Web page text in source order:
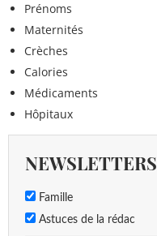
Prénoms
Maternités
Crèches
Calories
Médicaments
Hôpitaux
NEWSLETTERS
Famille
Astuces de la rédac